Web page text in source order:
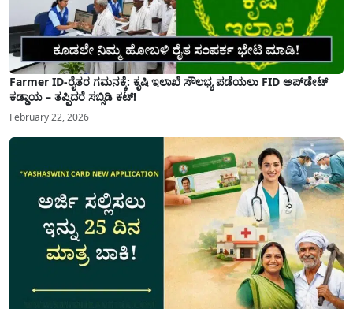
Farmer ID-ರೈತರ ಗಮನಕ್ಕೆ: ಕೃಷಿ ಇಲಾಖೆ ಸೌಲಭ್ಯ ಪಡೆಯಲು FID ಅಪ್‌ಡೇಟ್
ಕಡ್ಡಾಯ – ತಪ್ಪಿದರೆ ಸಬ್ಸಿಡಿ ಕಟ್!
February 22, 2026